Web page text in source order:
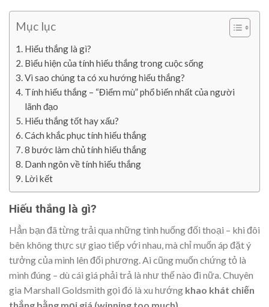
Mục lục
Hiếu thắng là gì?
Biểu hiện của tính hiếu thắng trong cuộc sống
Vì sao chúng ta có xu hướng hiếu thắng?
Tính hiếu thắng – “Điểm mù” phổ biến nhất của người
lãnh đạo
Hiếu thắng tốt hay xấu?
Cách khắc phục tính hiếu thắng
8 bước làm chủ tính hiếu thắng
Danh ngôn về tính hiếu thắng
Lời kết
Hiếu thắng là gì?
Hẳn bạn đã từng trải qua những tình huống đối thoại – khi đôi
bên không thực sự giao tiếp với nhau, mà chỉ muốn áp đặt ý
tưởng của mình lên đối phương. Ai cũng muốn chứng tỏ là
mình đúng – dù cái giá phải trả là như thế nào đi nữa. Chuyên
gia Marshall Goldsmith gọi đó là xu hướng khao khát chiến